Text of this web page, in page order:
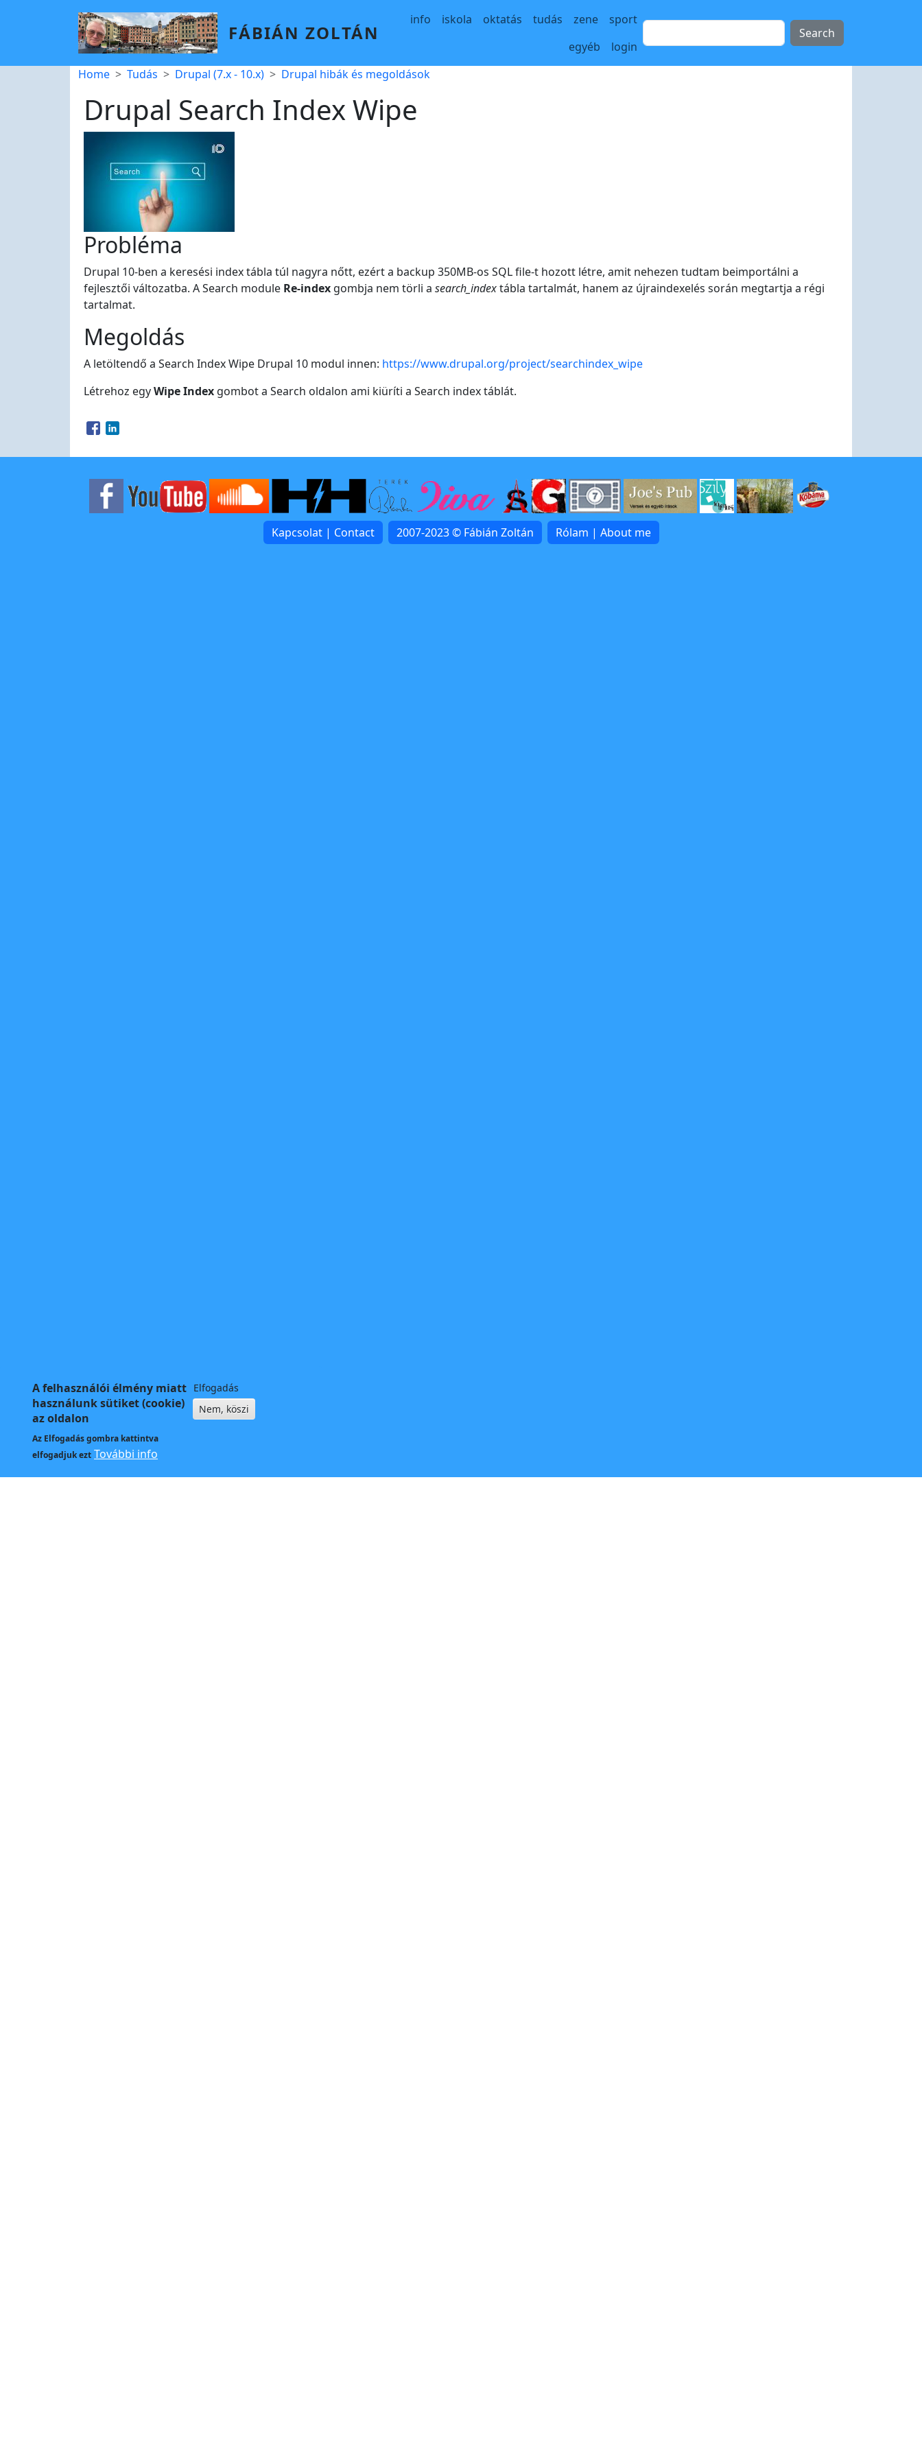
FÁBIÁN ZOLTÁN
Main navigation
info iskola oktatás tudás zene
sport
egyéb
login
Breadcrumb
Home Tudás Drupal (7.x - 10.x) Drupal hibák és megoldások
Drupal Search Index Wipe
Probléma
Drupal 10-ben a keresési index tábla túl nagyra nőtt, ezért a backup 350MB-os SQL file-t hozott létre, amit nehezen tudtam beimportálni a
fejlesztői változatba. A Search module Re-index gombja nem törli a search_indextábla tartalmát, hanem az újraindexelés során megtartja a régi
tartalmat.
Megoldás
A letöltendő a Search Index Wipe Drupal 10 modul innen: https://www.drupal.org/project/searchindex_wipe
Létrehoz egyWipe Index gombot a Search oldalon ami kiüríti a Search index táblát.
Opens in a new window
Opens in a new window
Kapcsolat | Contact 2007-2023 © Fábián Zoltán Rólam | About me
A felhasználói élmény miatt
használunk sütiket (cookie)
az oldalon
Az Elfogadásgombra kattintva
elfogadjuk ezt További info
Elfogadás
Nem, köszi